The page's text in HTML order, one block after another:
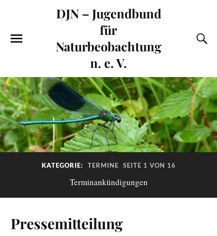
DJN – Jugendbund
für
Naturbeobachtung
n. e. V.
KATEGORIE: TERMINE SEITE 1 VON 16
Terminankündigungen
Pressemitteilung